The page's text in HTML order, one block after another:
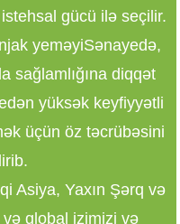
gücü ilə seçilir.
yeməyiSənayedə,
sağlamlığına diqqət
yüksək keyfiyyətli
üçün öz təcrübəsini
Asiya, Yaxın Şərq və
qlobal izimizi və